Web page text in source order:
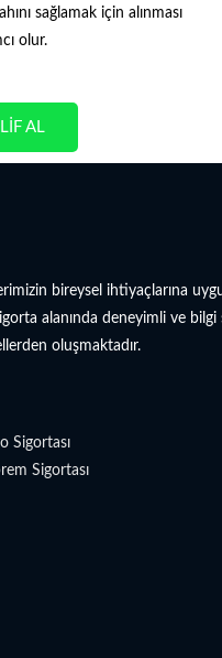
sağlamak için alınması
olur.
AL
bireysel ihtiyaçlarına
alanında deneyimli ve bilgi
oluşmaktadır.
Sigortası
Sigortası